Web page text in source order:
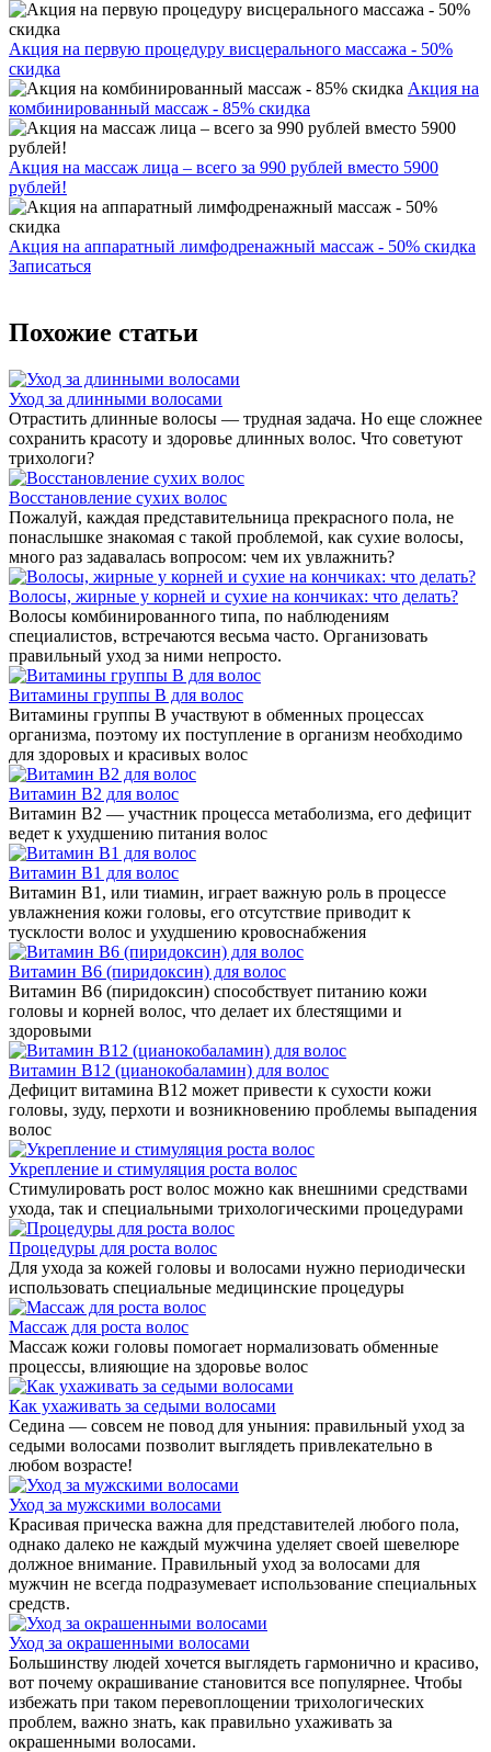
Акция на первую процедуру висцерального массажа - 50%
скидка
Акция на
комбинированный массаж - 85% скидка
Акция на массаж лица – всего за 990 рублей вместо 5900
рублей!
Акция на аппаратный лимфодренажный массаж - 50% скидка
Записаться
Похожие статьи
Уход за длинными волосами
Отрастить длинные волосы — трудная задача. Но еще сложнее
сохранить красоту и здоровье длинных волос. Что советуют
трихологи?
Восстановление сухих волос
Пожалуй, каждая представительница прекрасного пола, не
понаслышке знакомая с такой проблемой, как сухие волосы,
много раз задавалась вопросом: чем их увлажнить?
Волосы, жирные у корней и сухие на кончиках: что делать?
Волосы комбинированного типа, по наблюдениям
специалистов, встречаются весьма часто. Организовать
правильный уход за ними непросто.
Витамины группы В для волос
Витамины группы B участвуют в обменных процессах
организма, поэтому их поступление в организм необходимо
для здоровых и красивых волос
Витамин В2 для волос
Витамин B2 — участник процесса метаболизма, его дефицит
ведет к ухудшению питания волос
Витамин В1 для волос
Витамин В1, или тиамин, играет важную роль в процессе
увлажнения кожи головы, его отсутствие приводит к
тусклости волос и ухудшению кровоснабжения
Витамин B6 (пиридоксин) для волос
Витамин В6 (пиридоксин) способствует питанию кожи
головы и корней волос, что делает их блестящими и
здоровыми
Витамин В12 (цианокобаламин) для волос
Дефицит витамина В12 может привести к сухости кожи
головы, зуду, перхоти и возникновению проблемы выпадения
волос
Укрепление и стимуляция роста волос
Стимулировать рост волос можно как внешними средствами
ухода, так и специальными трихологическими процедурами
Процедуры для роста волос
Для ухода за кожей головы и волосами нужно периодически
использовать специальные медицинские процедуры
Массаж для роста волос
Массаж кожи головы помогает нормализовать обменные
процессы, влияющие на здоровье волос
Как ухаживать за седыми волосами
Седина — совсем не повод для уныния: правильный уход за
седыми волосами позволит выглядеть привлекательно в
любом возрасте!
Уход за мужскими волосами
Красивая прическа важна для представителей любого пола,
однако далеко не каждый мужчина уделяет своей шевелюре
должное внимание. Правильный уход за волосами для
мужчин не всегда подразумевает использование специальных
средств.
Уход за окрашенными волосами
Большинству людей хочется выглядеть гармонично и красиво,
вот почему окрашивание становится все популярнее. Чтобы
избежать при таком перевоплощении трихологических
проблем, важно знать, как правильно ухаживать за
окрашенными волосами.